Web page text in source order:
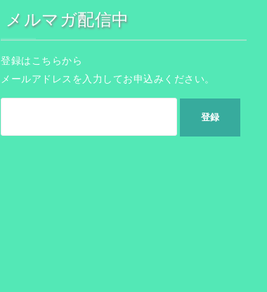
メルマガ配信中
登録はこちらから
メールアドレスを入力してお申込みください。